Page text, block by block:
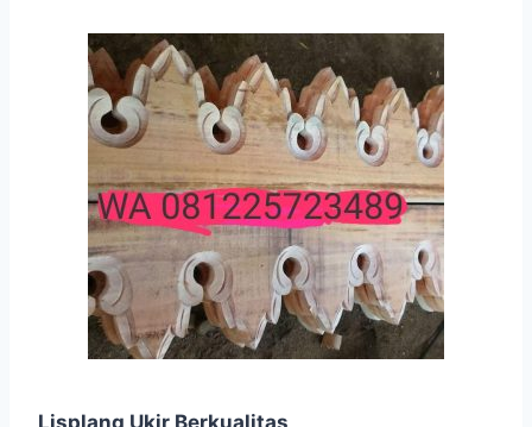
Lisplang Ukir Berkualitas